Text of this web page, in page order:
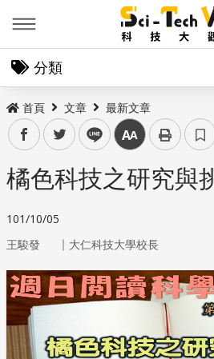
分類
首頁 文章 最新文章
facebooktwitter line 中
橘色科技之研究與
101/10/05
王駿發 ｜ 大仁科技大學校長